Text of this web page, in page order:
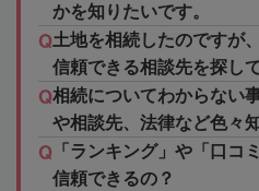
かを知りたいです。
土地を相続したのですが
信頼できる相談先を探し
相続についてわからない
や相談先、法律など色々
「ランキング」や「口コ
信頼できるの？